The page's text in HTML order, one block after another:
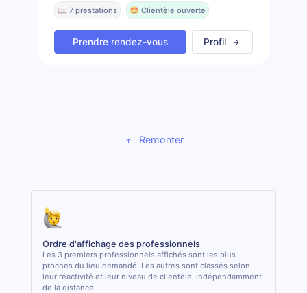
📖 7 prestations 🤩 Clientèle ouverte
Prendre rendez-vous Profil
Remonter
Ordre d'affichage des professionnels
Les 3 premiers professionnels affichés sont les plus
proches du lieu demandé. Les autres sont classés selon
leur réactivité et leur niveau de clientèle, indépendamment
de la distance.